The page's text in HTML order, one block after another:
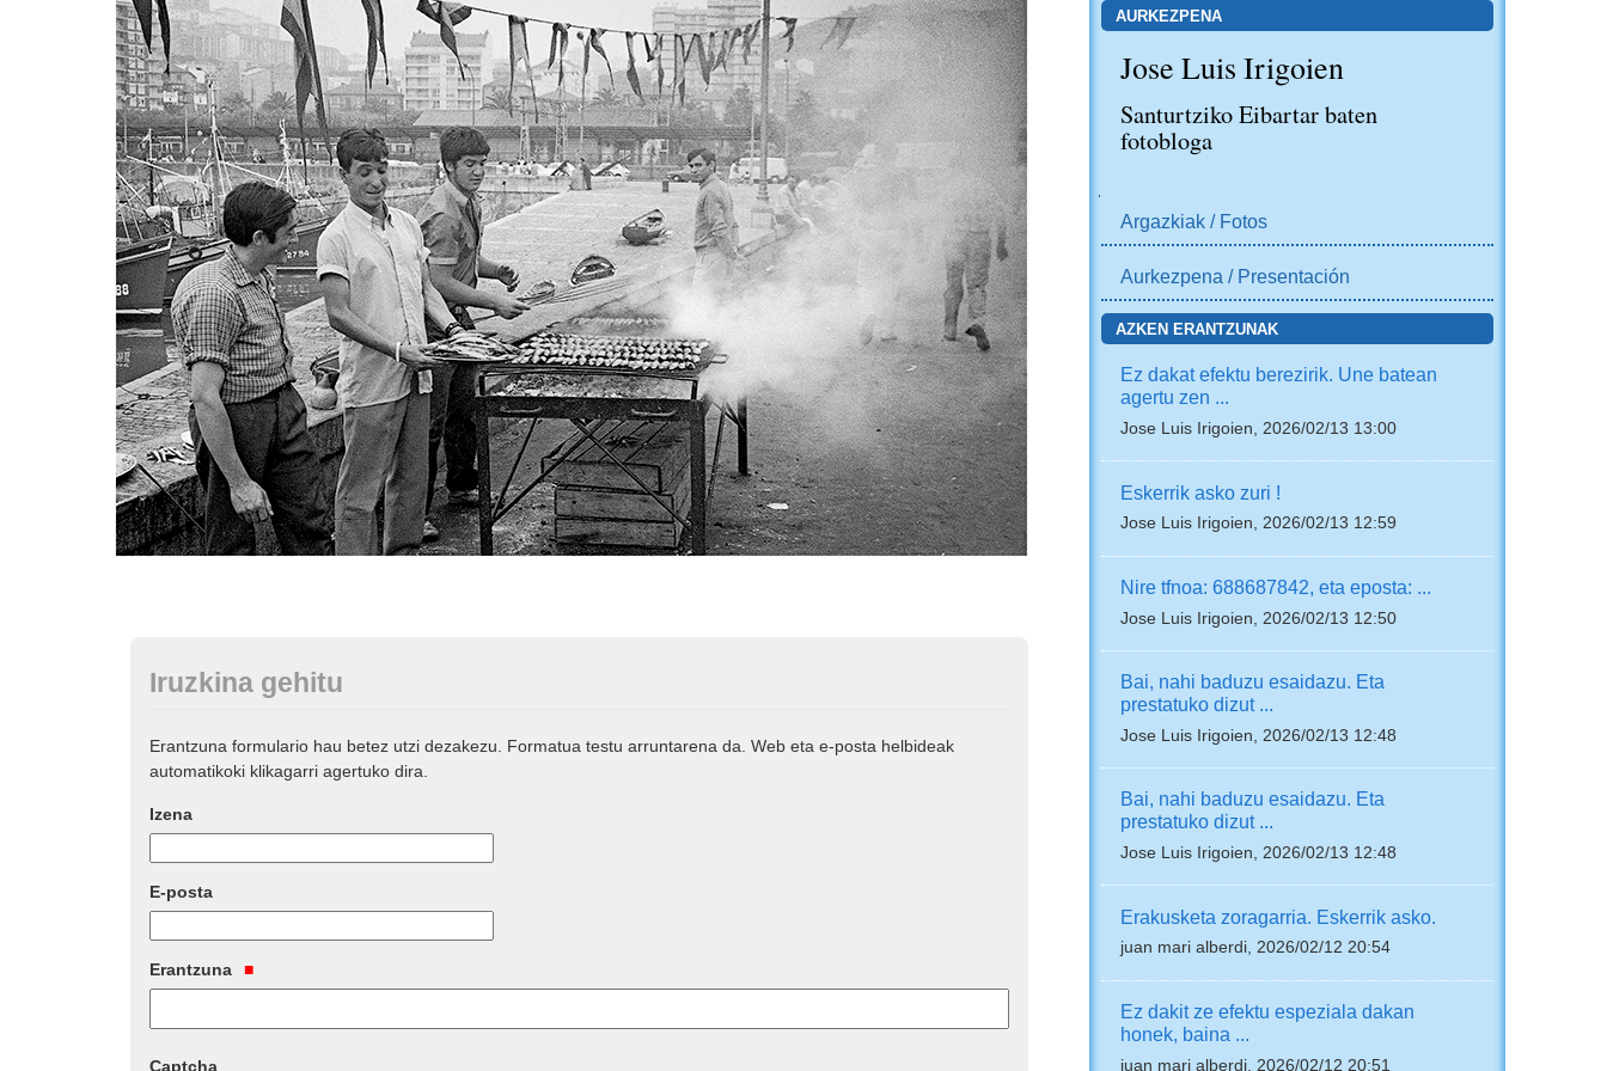
Iruzkina gehitu
Erantzuna formulario hau betez utzi dezakezu. Formatua testu arruntarena da. Web eta e-posta helbideak
automatikoki klikagarri agertuko dira.
Izena
E-posta
Erantzuna
Captcha
AURKEZPENA
Jose Luis Irigoien
Santurtziko Eibartar baten
fotobloga
Argazkiak / Fotos
Aurkezpena / Presentación
AZKEN ERANTZUNAK
Ez dakat efektu berezirik. Une batean
agertu zen ...
Jose Luis Irigoien, 2026/02/13 13:00
Eskerrik asko zuri !
Jose Luis Irigoien, 2026/02/13 12:59
Nire tfnoa: 688687842, eta eposta: ...
Jose Luis Irigoien, 2026/02/13 12:50
Bai, nahi baduzu esaidazu. Eta
prestatuko dizut ...
Jose Luis Irigoien, 2026/02/13 12:48
Bai, nahi baduzu esaidazu. Eta
prestatuko dizut ...
Jose Luis Irigoien, 2026/02/13 12:48
Erakusketa zoragarria. Eskerrik asko.
juan mari alberdi, 2026/02/12 20:54
Ez dakit ze efektu espeziala dakan
honek, baina ...
juan mari alberdi, 2026/02/12 20:51